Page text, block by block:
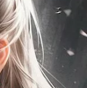
民生用品
親子玩具